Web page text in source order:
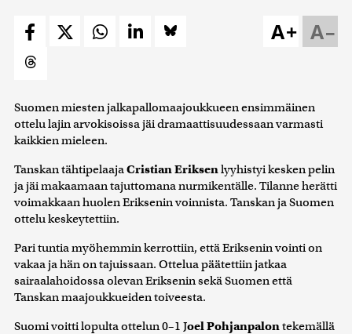
A–
A+
Suomen miesten jalkapallomaajoukkueen ensimmäinen
ottelu lajin arvokisoissa jäi dramaattisuudessaan varmasti
kaikkien mieleen.
Tanskan tähtipelaajaCristian Eriksenlyyhistyi kesken pelin
ja jäi makaamaan tajuttomana nurmikentälle. Tilanne herätti
voimakkaan huolen Eriksenin voinnista. Tanskan ja Suomen
ottelu keskeytettiin.
Pari tuntia myöhemmin kerrottiin, että Eriksenin vointi on
vakaa ja hän on tajuissaan. Ottelua päätettiin jatkaa
sairaalahoidossa olevan Eriksenin sekä Suomen että
Tanskan maajoukkueiden toiveesta.
Suomi voitti lopulta ottelun 0–1 Joel Pohjanpalontekemällä